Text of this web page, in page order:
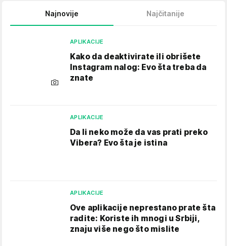
Najnovije Najčitanije
APLIKACIJE
Kako da deaktivirate ili obrišete
Instagram nalog: Evo šta treba da
znate
APLIKACIJE
Da li neko može da vas prati preko
Vibera? Evo šta je istina
APLIKACIJE
Ove aplikacije neprestano prate šta
radite: Koriste ih mnogi u Srbiji,
znaju više nego što mislite